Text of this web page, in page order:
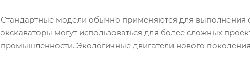
Стандартные модели обычно применяются для выполнения
экскаваторы могут использоваться для более сложных
промышленности. Экологичные двигатели нового